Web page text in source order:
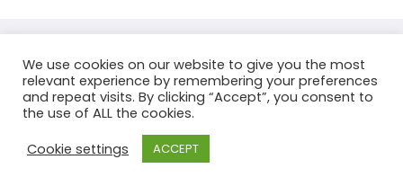
Copyright © 2026. Alle Rechte vorbehalten.
We use cookies on our website to give you the most
relevant experience by remembering your preferences
and repeat visits. By clicking “Accept”, you consent to
the use of ALL the cookies.
Cookie settings
ACCEPT